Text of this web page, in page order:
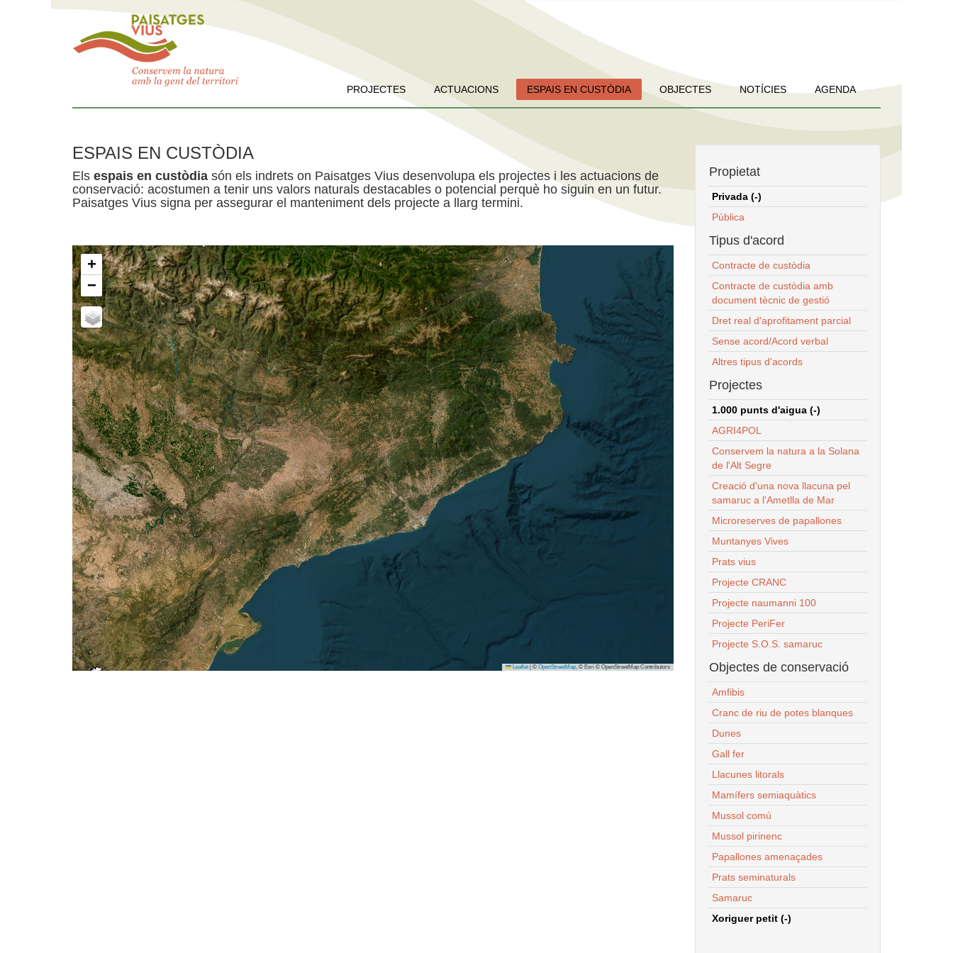
PROJECTES ACTUACIONS ESPAIS EN CUSTÒDIA OBJECTES NOTÍCIES AGENDA
ESPAIS EN CUSTÒDIA
Els espais en custòdia són els indrets on Paisatges Vius desenvolupa els projectes i les actuacions de
conservació: acostumen a tenir uns valors naturals destacables o potencial perquè ho siguin en un futur.
Paisatges Vius signa per assegurar el manteniment dels projecte a llarg termini.
+
−
Leaflet © OpenStreetMap, © Esri © OpenStreetMap Contributors
Propietat
Privada (-)
Pública
Tipus d'acord
Contracte de custòdia
Contracte de custòdia amb
document tècnic de gestió
Dret real d'aprofitament parcial
Sense acord/Acord verbal
Altres tipus d'acords
Projectes
1.000 punts d'aigua (-)
AGRI4POL
Conservem la natura a la Solana
de l'Alt Segre
Creació d'una nova llacuna pel
samaruc a l'Ametlla de Mar
Microreserves de papallones
Muntanyes Vives
Prats vius
Projecte CRANC
Projecte naumanni 100
Projecte PeriFer
Projecte S.O.S. samaruc
Objectes de conservació
Amfibis
Cranc de riu de potes blanques
Dunes
Gall fer
Llacunes litorals
Mamífers semiaquàtics
Mussol comú
Mussol pirinenc
Papallones amenaçades
Prats seminaturals
Samaruc
Xoriguer petit (-)